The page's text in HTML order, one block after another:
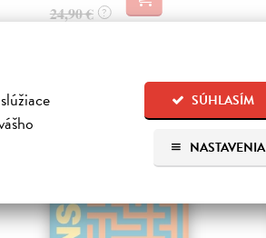
SÚHLASÍM
NASTAVENIA
24,90 € ?
si kúpili aj:
na sklade